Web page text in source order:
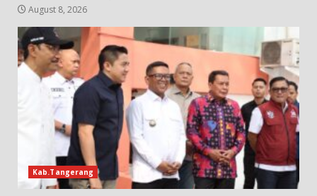
August 8, 2026
Kab.Tangerang